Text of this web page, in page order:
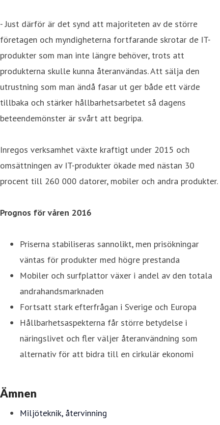
- Just därför är det synd att majoriteten av de större
företagen och myndigheterna fortfarande skrotar de IT-
produkter som man inte längre behöver, trots att
produkterna skulle kunna återanvändas. Att sälja den
utrustning som man ändå fasar ut ger både ett värde
tillbaka och stärker hållbarhetsarbetet så dagens
beteendemönster är svårt att begripa.
Inregos verksamhet växte kraftigt under 2015 och
omsättningen av IT-produkter ökade med nästan 30
procent till 260 000 datorer, mobiler och andra produkter.
Prognos för våren 2016
Priserna stabiliseras sannolikt, men prisökningar
väntas för produkter med högre prestanda
Mobiler och surfplattor växer i andel av den totala
andrahandsmarknaden
Fortsatt stark efterfrågan i Sverige och Europa
Hållbarhetsaspekterna får större betydelse i
näringslivet och fler väljer återanvändning som
alternativ för att bidra till en cirkulär ekonomi
Ämnen
Miljöteknik, återvinning